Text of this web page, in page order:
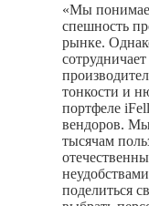
«Мы
спешность
рынке.
тонкости и
портфеле
вендоров.
тысячам
поделиться